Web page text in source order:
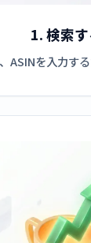
1. 検索
ASINを入力す